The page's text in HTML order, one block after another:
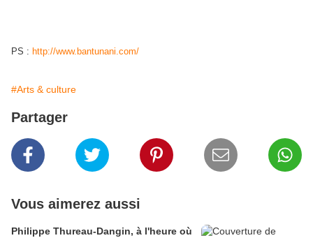
PS : http://www.bantunani.com/
#Arts & culture
Partager
Vous aimerez aussi
Philippe Thureau-Dangin, à l'heure où